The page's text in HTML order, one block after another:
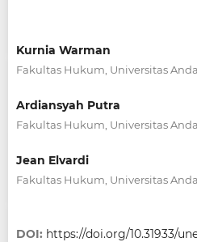
Kurnia Warman
Fakultas Hukum, Universitas
Ardiansyah Putra
Fakultas Hukum, Universitas
Jean Elvardi
Fakultas Hukum, Universitas
DOI: https://doi.org/10.31933/